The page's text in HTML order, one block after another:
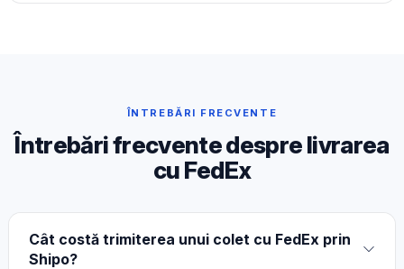
ÎNTREBĂRI FRECVENTE
Întrebări frecvente despre livrarea
cu FedEx
Cât costă trimiterea unui colet cu FedEx prin
Shipo?